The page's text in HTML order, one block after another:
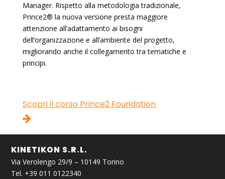
Manager. Rispetto alla metodologia tradizionale,
Prince2® la nuova versione presta maggiore
attenzione all’adattamento ai bisogni
dell’organizzazione e all’ambiente del progetto,
migliorando anche il collegamento tra tematiche e
principi.
Scopri il corso Prince2 Foundation
KINETIKON S.R.L.
Via Verolengo 29/9 – 10149 Torino
Tel. +39 011 0122340